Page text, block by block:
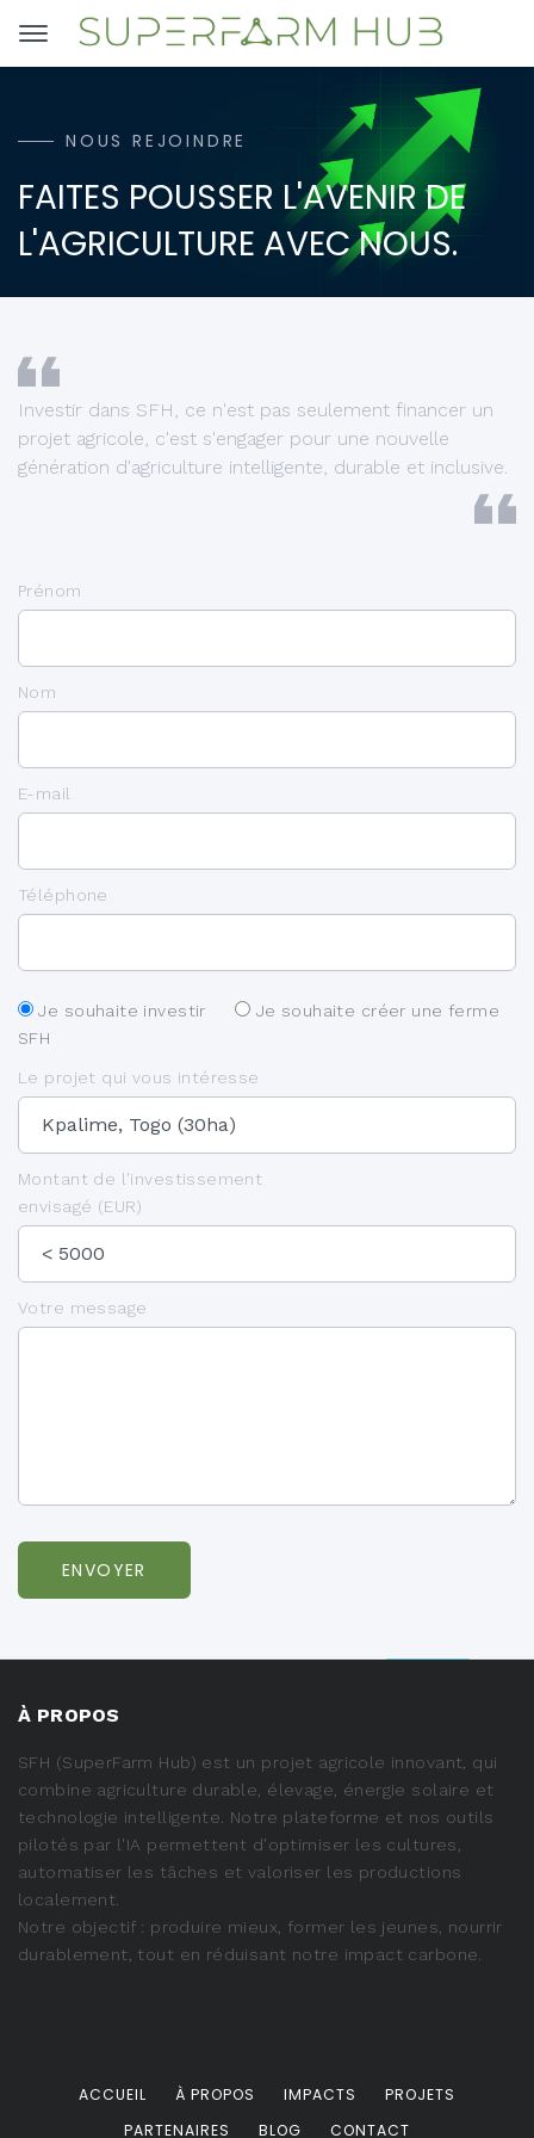
NOUS REJOINDRE
FAITES POUSSER L'AVENIR DE
L'AGRICULTURE AVEC NOUS.
Investir dans SFH, ce n'est pas seulement financer un
projet agricole, c'est s'engager pour une nouvelle
génération d'agriculture intelligente, durable et inclusive.
Prénom
Nom
E-mail
Téléphone
Je souhaite investir
Je souhaite créer une ferme
SFH
Le projet qui vous intéresse
Montant de l'investissement
envisagé (EUR)
Votre message
ENVOYER
À PROPOS
SFH (SuperFarm Hub) est un projet agricole innovant, qui
combine agriculture durable, élevage, énergie solaire et
technologie intelligente. Notre plateforme et nos outils
pilotés par l'IA permettent d'optimiser les cultures,
automatiser les tâches et valoriser les productions
localement.
Notre objectif : produire mieux, former les jeunes, nourrir
durablement, tout en réduisant notre impact carbone.
ACCUEIL À PROPOS IMPACTS
PROJETS
PARTENAIRES
BLOG CONTACT